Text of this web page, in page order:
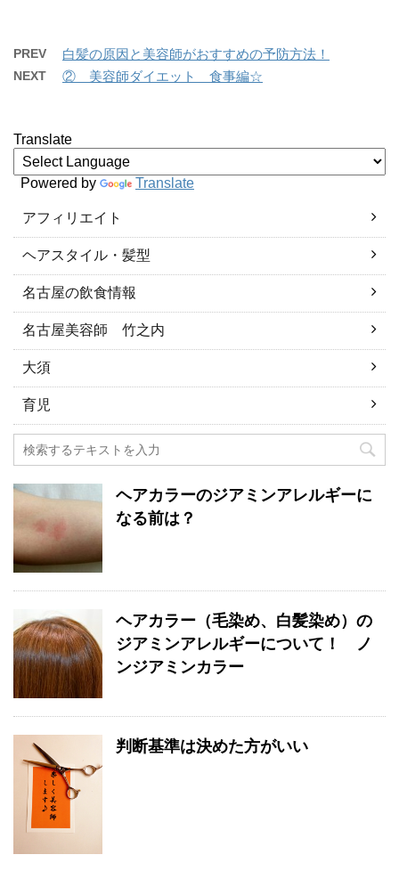
PREV 白髪の原因と美容師がおすすめの予防方法！
NEXT ② 美容師ダイエット 食事編☆
Translate
Powered by Translate
アフィリエイト
ヘアスタイル・髪型
名古屋の飲食情報
名古屋美容師 竹之内
大須
育児
ヘアカラーのジアミンアレルギーに
なる前は？
ヘアカラー（毛染め、白髪染め）の
ジアミンアレルギーについて！ ノ
ンジアミンカラー
判断基準は決めた方がいい